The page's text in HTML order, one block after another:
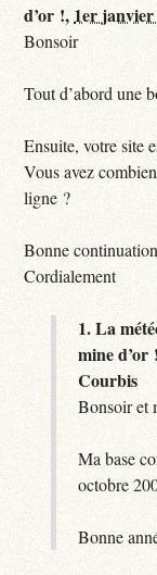
d’or !, 1er janvier
Bonsoir
Tout d’abord une
Ensuite, votre site
Vous avez
ligne ?
Bonne
Cordialement
1.La
mine d’or
Courbis
Bonsoir et
Ma base
octobre
Bonne